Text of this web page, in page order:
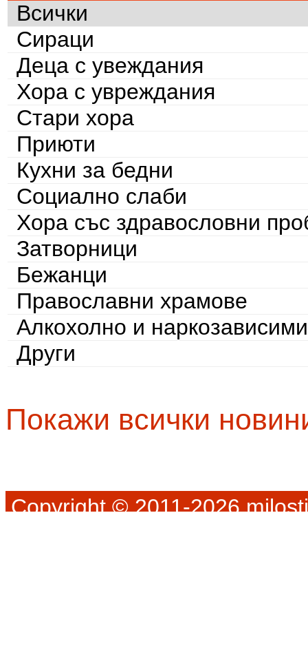
Всички
Сираци
Деца с увеждания
Хора с увреждания
Стари хора
Приюти
Кухни за бедни
Социално слаби
Хора със здравословни
Затворници
Бежанци
Православни храмове
Алкохолно и наркозависими
Други
Покажи всички
Copyright © 2011-2026